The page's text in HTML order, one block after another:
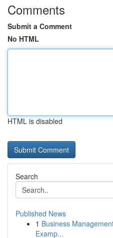
Comments
Submit a Comment
No HTML
HTML is disabled
Search
Published News
1 Business
Examp...